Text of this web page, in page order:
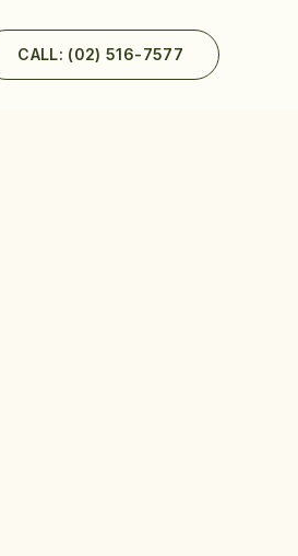
CALL: (02) 516-7577